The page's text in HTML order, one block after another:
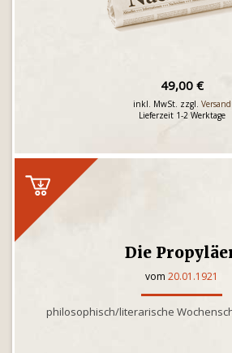
49,00 €
inkl. MwSt. zzgl. Versand
Lieferzeit 1-2 Werktage
Die
vom 20.01.1921
philosophisch/literarische